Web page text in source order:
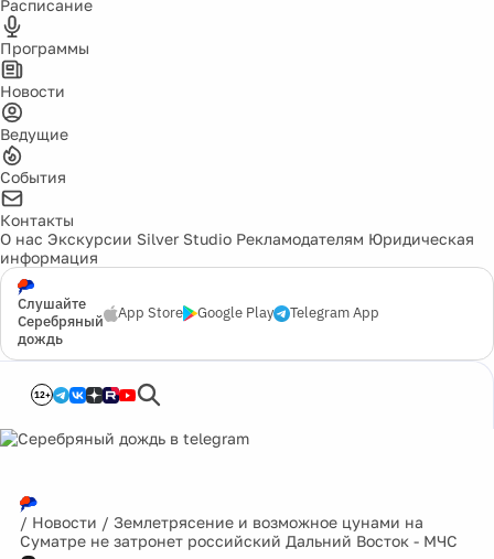
Расписание
Программы
Новости
Ведущие
События
Контакты
О нас Экскурсии Silver Studio Рекламодателям Юридическая
информация
Слушайте
Серебряный
дождь
App Store Google Play Telegram App
12+
/ Новости / Землетрясение и возможное цунами на
Суматре не затронет российский Дальний Восток - МЧС